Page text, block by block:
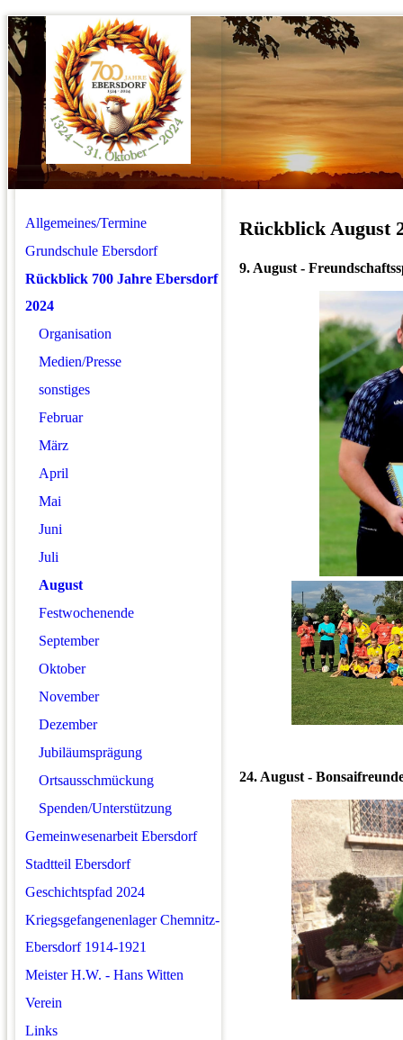
Allgemeines/Termine
Grundschule Ebersdorf
Rückblick 700 Jahre Ebersdorf
2024
Organisation
Medien/Presse
sonstiges
Februar
März
April
Mai
Juni
Juli
August
Festwochenende
September
Oktober
November
Dezember
Jubiläumsprägung
Ortsausschmückung
Spenden/Unterstützung
Gemeinwesenarbeit Ebersdorf
Stadtteil Ebersdorf
Geschichtspfad 2024
Kriegsgefangenenlager Chemnitz-
Ebersdorf 1914-1921
Meister H.W. - Hans Witten
Verein
Links
Rückblick August
9. August -
24. August -